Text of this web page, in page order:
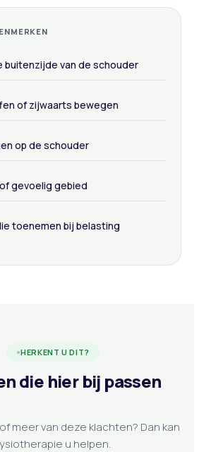
buitenzijde van de schouder
of zijwaarts bewegen
op de schouder
gevoelig gebied
toenemen bij belasting
HERKENT U DIT?
die hier bij passen
meer van deze klachten? Dan kan
u helpen.